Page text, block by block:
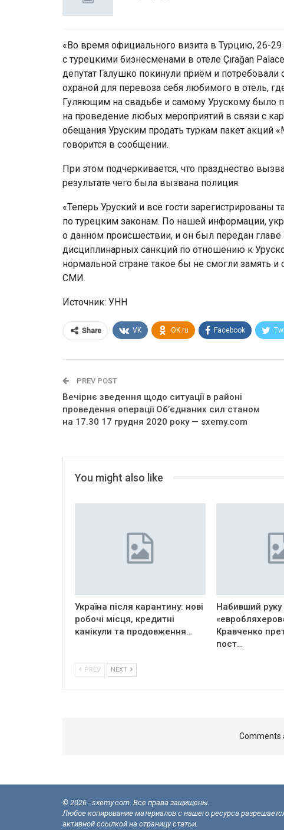
«Во время официального визита в Турцию, 26-29
с турецкими бизнесменами в отеле Çırağan
депутат Галушко покинули приём и потребовали
охраной для перевоза себя любимого в отель,
Гуляющим на свадьбе и самому Урускому было
на проведение любых мероприятий в связи с
обещания Уруским продать туркам пакет акций
говорится в сообщении.
При этом подчеркивается, что празднество
результате чего была вызвана полиция.
«Теперь Уруский и все гости зарегистрированы
по турецким законам. По нашей информации,
о данном происшествии, и он был передан
дисциплинарных санкций по отношению к
нормальной стране такое бы не смогли замять
СМИ.
Источник: УНН
Share VK OK.ru Facebook
PREV POST
Вечірнє зведення щодо ситуації в районі
проведення операції Об’єднаних сил станом
на 17.30 17 грудня 2020 року — sxemy.com
You might also like
Україна після карантину: нові
робочі місця, кредитні
канікули та продовження…
Набивший
Кравченко
пост…
PREV NEXT
Comments
© 2026 - sxemy.com. Все права защищены.
Любое копирование материалов с нашего ресурса
активной ссылкой на страницу статьи.